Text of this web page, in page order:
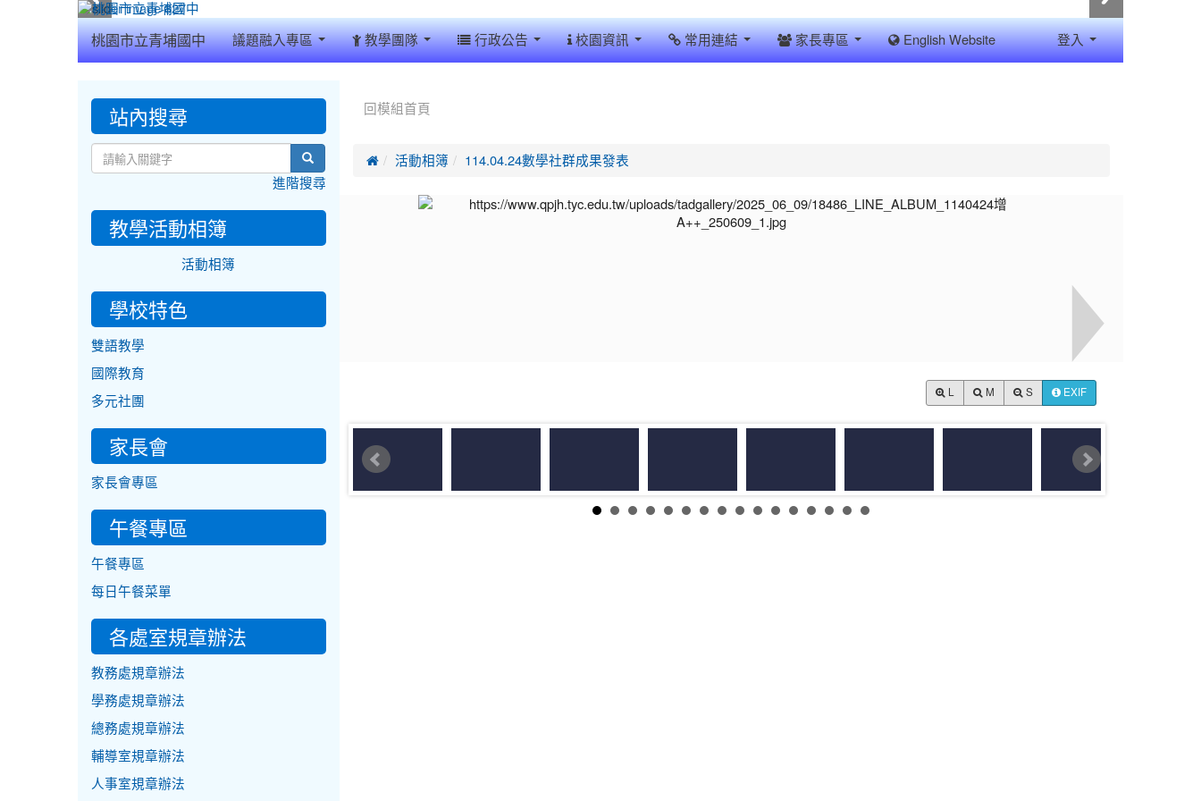
桃園市立青埔國中 議題融入專區 教學團隊 行政公告 校園資訊 常用連結 家長專區 English Website 登入
回模組首頁
 活動相簿 114.04.24數學社群成果發表
M S EXIF
::: 站內搜尋
search
進階搜尋
教學活動相簿
活動相簿
學校特色
雙語教學
國際教育
多元社團
家長會
家長會專區
午餐專區
午餐專區
每日午餐菜單
各處室規章辦法
教務處規章辦法
學務處規章辦法
總務處規章辦法
輔導室規章辦法
人事室規章辦法